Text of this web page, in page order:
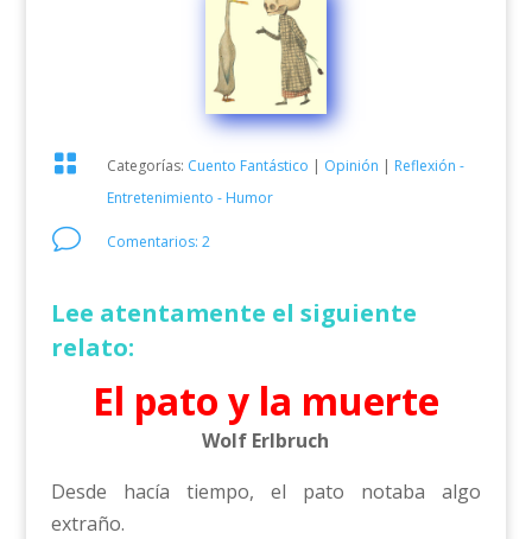
 Categorías: Cuento Fantástico | Opinión | Reflexión -
Entretenimiento - Humor
v Comentarios: 2
Lee atentamente el siguiente
relato:
El pato y la muerte
Wolf Erlbruch
Desde hacía tiempo, el pato notaba algo
extraño.